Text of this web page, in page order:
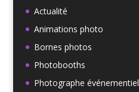
Actualité
Animations photo
Bornes photos
Photobooths
Photographe événementiel